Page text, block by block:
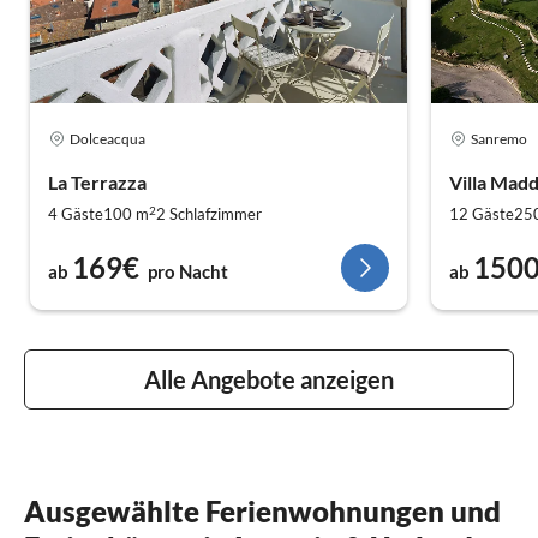
Dolceacqua
La Terrazza
4 Gäste100 m22 Schlafzimmer
ab 169€ pro Nacht
Sanremo
Villa
12 Gäste
ab
Alle Angebote anzeigen
Ausgewählte Ferienwohnungen und